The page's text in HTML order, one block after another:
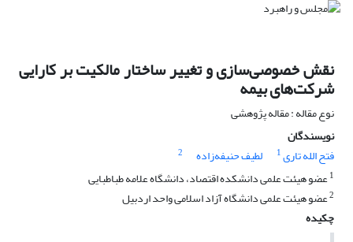
نقش خصوصی‌سازی و تغییر ساختار مالکیت بر کارایی
شرکت‌های بیمه
نوع مقاله : مقاله پژوهشی
نویسندگان
فتح الله تاری1 لطیف حنیفه‌زاده
2
1عضو هیئت علمی دانشکده اقتصاد، دانشگاه علامه طباطبایی
2عضو هیئت علمی دانشگاه آزاد اسلامی واحد اردبیل
چکیده